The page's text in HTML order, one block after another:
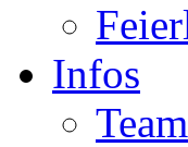
Infos
Team